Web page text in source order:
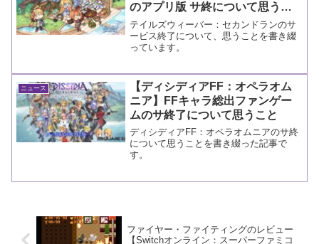
のアプリ版 サ終について思うこ
と
テイルズウィーバー：セカンドランのサ
ービス終了について、思うことを書き綴
っています。
ニュース
【ディシディアFF：オペラオム
ニア】FFキャラ総出ファンゲー
ムのサ終了について思うこと
ディシディアFF：オペラオムニアのサ終
について思うことを書き綴った記事で
す。
ファイヤー・ファイティングのレビュー
【Switchオンライン：スーパーファミコ